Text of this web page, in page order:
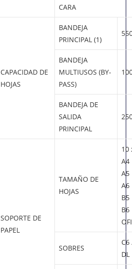
CARA
CAPACIDAD DE
HOJAS
BANDEJA
PRINCIPAL (1)
BANDEJA
MULTIUSOS (BY-
PASS)
BANDEJA DE
SALIDA
PRINCIPAL
SOPORTE DE
PAPEL
TAMAÑO DE
HOJAS
10
A4
A5
A6
B5
B6
SOBRES
C6
DL